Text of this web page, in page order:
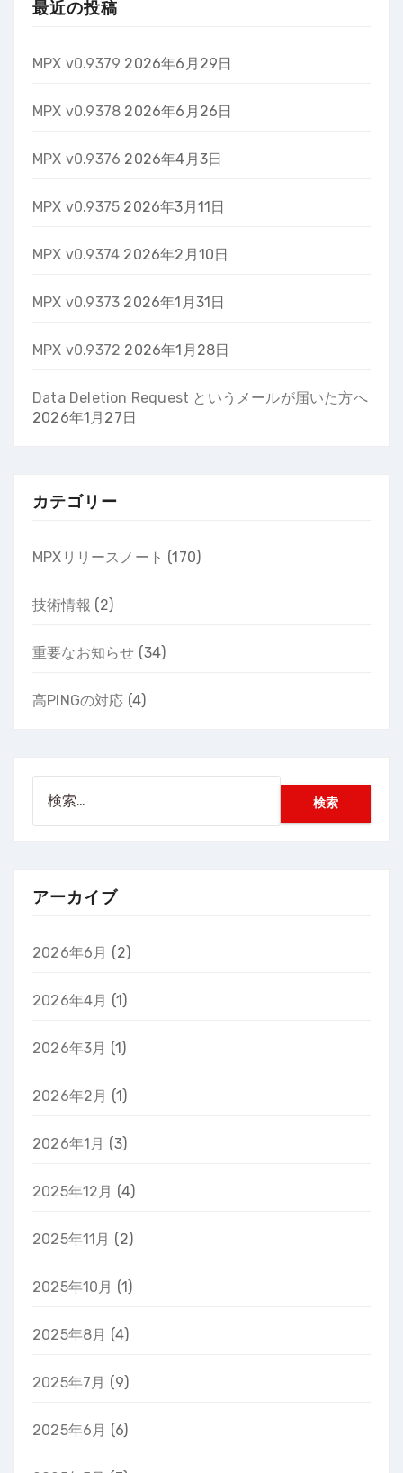
最近の投稿
MPX v0.9379 2026年6月29日
MPX v0.9378 2026年6月26日
MPX v0.9376 2026年4月3日
MPX v0.9375 2026年3月11日
MPX v0.9374 2026年2月10日
MPX v0.9373 2026年1月31日
MPX v0.9372 2026年1月28日
Data Deletion Request というメールが届いた方へ
2026年1月27日
カテゴリー
MPXリリースノート (170)
技術情報 (2)
重要なお知らせ (34)
高PINGの対応 (4)
アーカイブ
2026年6月 (2)
2026年4月 (1)
2026年3月 (1)
2026年2月 (1)
2026年1月 (3)
2025年12月 (4)
2025年11月 (2)
2025年10月 (1)
2025年8月 (4)
2025年7月 (9)
2025年6月 (6)